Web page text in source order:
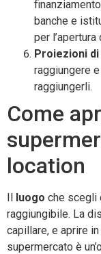
banche e
per
Proiezioni
raggiungere
raggiungerli.
Come
location
Il luogo che scegli
raggiungibile. La
capillare, e aprire
supermercato è